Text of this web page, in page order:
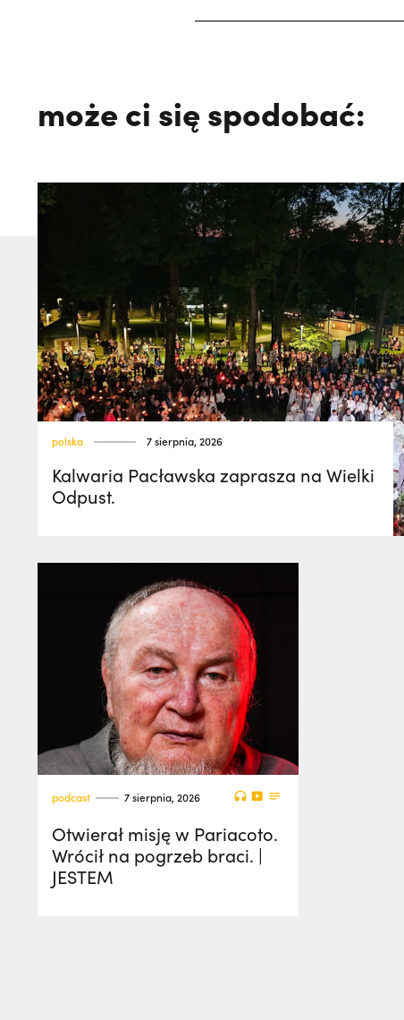
może ci się spodobać:
polska 7 sierpnia, 2026
Kalwaria Pacławska zaprasza na Wielki
Odpust.
podcast 7 sierpnia, 2026
Otwierał misję w Pariacoto.
Wrócił na pogrzeb braci. |
JESTEM